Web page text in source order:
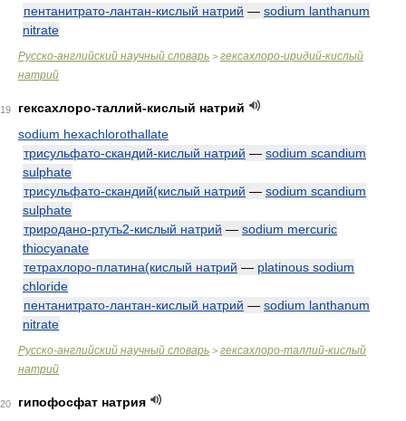
пентанитрато-лантан-кислый натрий — sodium lanthanum
nitrate
Русско-английский научный словарь > гексахлоро-иридий-кислый
натрий
19
гексахлоро-таллий-кислый натрий
sodium hexachlorothallate
трисульфато-скандий-кислый натрий — sodium scandium
sulphate
трисульфато-скандий(кислый натрий — sodium scandium
sulphate
триродано-ртуть2-кислый натрий — sodium mercuric
thiocyanate
тетрахлоро-платина(кислый натрий — platinous sodium
chloride
пентанитрато-лантан-кислый натрий — sodium lanthanum
nitrate
Русско-английский научный словарь > гексахлоро-таллий-кислый
натрий
20
гипофосфат натрия